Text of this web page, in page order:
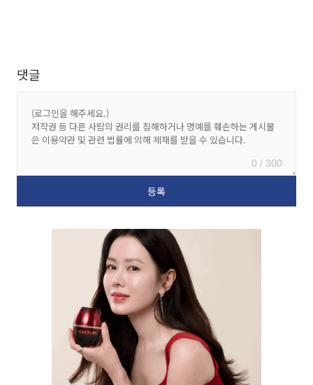
댓글
0 / 300